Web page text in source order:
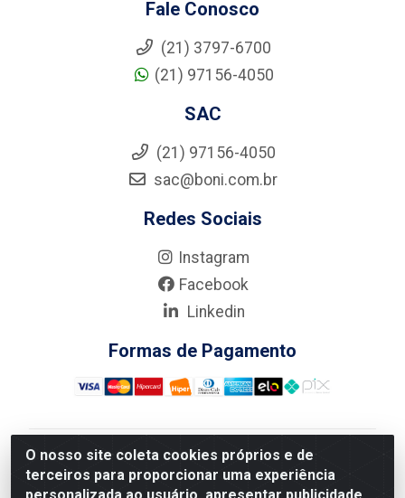
O nosso site coleta cookies próprios e de
terceiros para proporcionar uma experiência
Fale Conosco
(21) 3797-6700
(21) 97156-4050
SAC
(21) 97156-4050
sac@boni.com.br
Redes Sociais
Instagram
Facebook
Linkedin
Formas de Pagamento
Nova Boni Distribuidora de Material de Construção LTDA
- Rua Alice Tibiriçá, 330 - Vila Da Penha, Rio de
Janeiro/RJ - CEP: 21.210-110 - CNPJ: 11.003.135/0001-